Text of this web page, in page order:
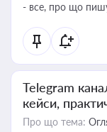
- все, про що
Telegram
кейси,
Про що тема: